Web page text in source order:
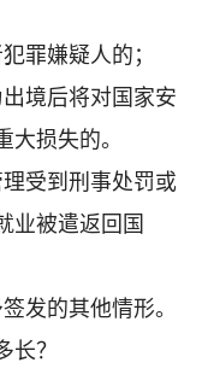
罪嫌疑人的；
境后将对国家安
损失的。
受到刑事处罚或
业被遣返回国
的其他情形。
？